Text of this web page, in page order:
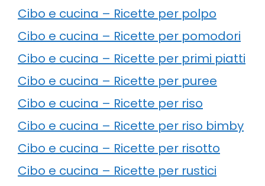
Cibo e cucina – Ricette per polpo
Cibo e cucina – Ricette per pomodori
Cibo e cucina – Ricette per primi piatti
Cibo e cucina – Ricette per puree
Cibo e cucina – Ricette per riso
Cibo e cucina – Ricette per riso bimby
Cibo e cucina – Ricette per risotto
Cibo e cucina – Ricette per rustici